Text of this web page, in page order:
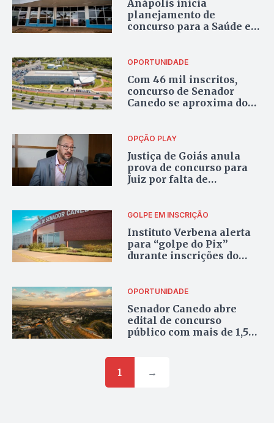
Anápolis inicia
planejamento de
concurso para a Saúde e
OPORTUNIDADE
Com 46 mil inscritos,
concurso de Senador
Canedo se aproxima do
OPÇÃO PLAY
Justiça de Goiás anula
prova de concurso para
Juiz por falta de
GOLPE EM INSCRIÇÃO
Instituto Verbena alerta
para “golpe do Pix”
durante inscrições do
correto
OPORTUNIDADE
Senador Canedo abre
edital de concurso
público com mais de 1,5
1 →